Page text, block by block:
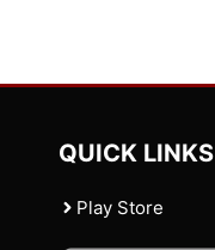
QUICK LINKS
Play Store